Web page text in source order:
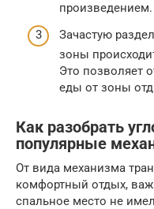
произведением.
Зачастую
зоны
Это позволяет
еды от зоны
Как разобрать
популярные
От вида механизма
комфортный отдых,
спальное место не